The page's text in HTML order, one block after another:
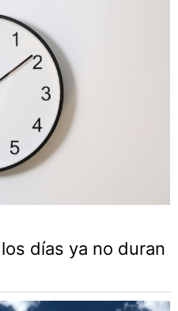
días ya no duran